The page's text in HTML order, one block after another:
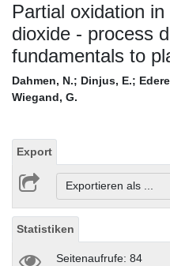
Partial oxidation
dioxide - process
fundamentals to
Dahmen, N.; Dinjus, E.;
Wiegand, G.
Export
Exportieren als ...
Statistiken
Seitenaufrufe: 84